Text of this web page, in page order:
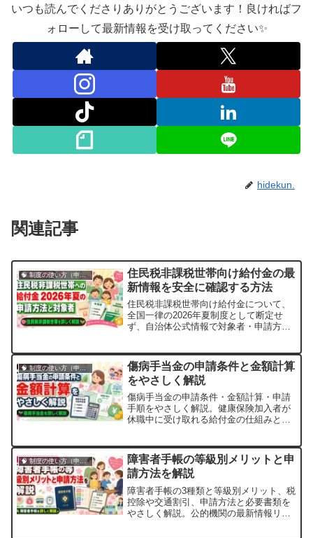
いつも読んでくださりありがとうございます！良ければフ
ォローして最新情報を受け取ってください✨
hidekun.
関連記事
🧠 制度の使い方（申請・相談など）
住民税非課税世帯向け給付金の最
新情報を安全に確認する方法
住民税非課税世帯向け給付金について、
全国一律の2026年夏制度として断定せ
ず、自治体公式情報で対象者・申請方
🧠 制度の使い方（申請・相談など）
傷病手当金の申請条件と金額計算
をやさしく解説
傷病手当金の申請条件・金額計算・申請
手順をやさしく解説。健康保険加入者が
休職中に受け取れる給付金の仕組みと、
🧠 制度の使い方（申請・相談など）
障害者手帳の等級別メリットと申
請方法を解説
障害者手帳の3種類と等級別メリット、税
控除や交通割引、申請方法と必要書類を
やさしく解説。公的機関の最新情報リン